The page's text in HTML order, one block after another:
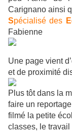
Carignano ainsi
Spécialisé des E
Fabienne
Une page vient
et de proximité
Plus tôt dans la
faire un
filmé la petite
classes, le